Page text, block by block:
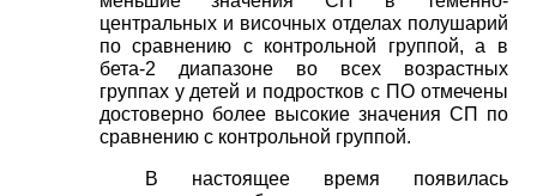
центральных и височных отделах полушарий
по сравнению с контрольной группой, а в
бета-2 диапазоне во всех возрастных
группах у детей и подростков с ПО отмечены
достоверно более высокие значения СП по
сравнению с контрольной группой.
В настоящее время появилась